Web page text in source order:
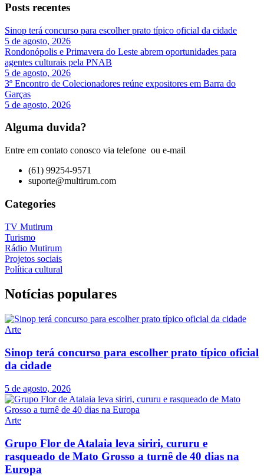
Posts recentes
Sinop terá concurso para escolher prato típico oficial da cidade
5 de agosto, 2026
Rondonópolis e Primavera do Leste abrem oportunidades para
agentes culturais pela PNAB
5 de agosto, 2026
3º Encontro de Colecionadores reúne expositores em Barra do
Garças
5 de agosto, 2026
Alguma duvida?
Entre em contato conosco via telefone ou e-mail
(61) 99254-9571
suporte@multirum.com
Categories
TV Mutirum
Turismo
Rádio Mutirum
Projetos sociais
Política cultural
Notícias populares
Arte
Sinop terá concurso para escolher prato típico oficial
da cidade
5 de agosto, 2026
Arte
Grupo Flor de Atalaia leva siriri, cururu e
rasqueado de Mato Grosso a turnê de 40 dias na
Europa